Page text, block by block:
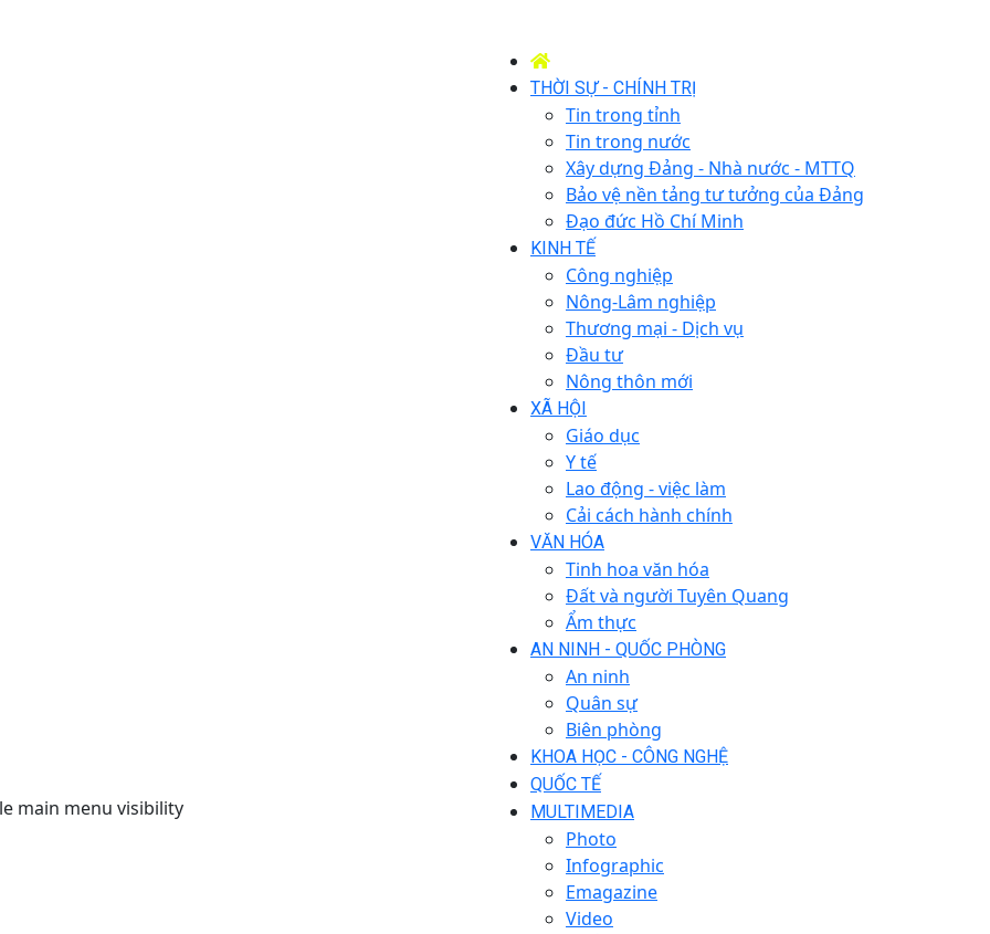
main menu visibility
THỜI SỰ - CHÍNH TRỊ
Tin trong tỉnh
Tin trong nước
Xây dựng Đảng - Nhà nước - MTTQ
Bảo vệ nền tảng tư tưởng của Đảng
Đạo đức Hồ Chí Minh
KINH TẾ
Công nghiệp
Nông-Lâm nghiệp
Thương mại - Dịch vụ
Đầu tư
Nông thôn mới
XÃ HỘI
Giáo dục
Y tế
Lao động - việc làm
Cải cách hành chính
VĂN HÓA
Tinh hoa văn hóa
Đất và người Tuyên Quang
Ẩm thực
AN NINH - QUỐC PHÒNG
An ninh
Quân sự
Biên phòng
KHOA HỌC - CÔNG NGHỆ
QUỐC TẾ
MULTIMEDIA
Photo
Infographic
Emagazine
Video